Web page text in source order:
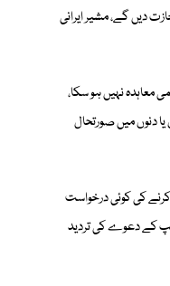
دیں گے، مشیر ایرانی
معاہدہ نہیں ہو سکا،
یا دنوں میں صورتحال
کی کوئی درخواست
کے دعوے کی تردید